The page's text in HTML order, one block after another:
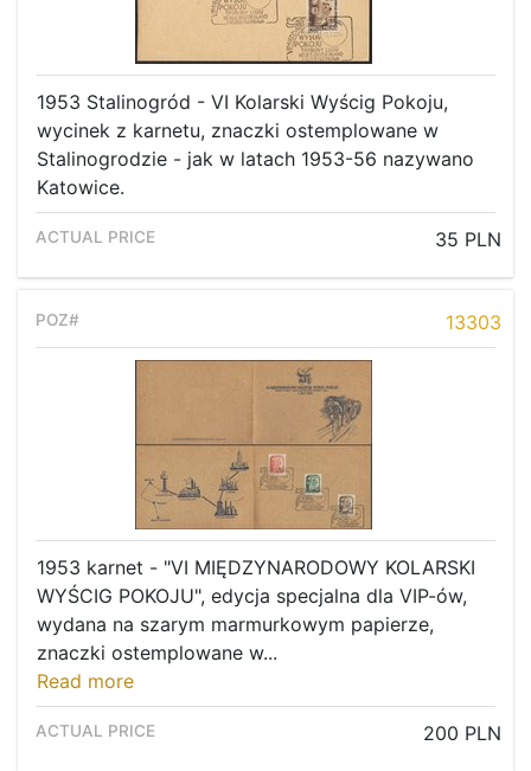
1953 Stalinogród - VI Kolarski Wyścig Pokoju,
wycinek z karnetu, znaczki ostemplowane w
Stalinogrodzie - jak w latach 1953-56 nazywano
Katowice.
35 PLN
13303
1953 karnet - "VI MIĘDZYNARODOWY KOLARSKI
WYŚCIG POKOJU", edycja specjalna dla VIP-ów,
wydana na szarym marmurkowym papierze,
znaczki ostemplowane w...
Read more
200 PLN